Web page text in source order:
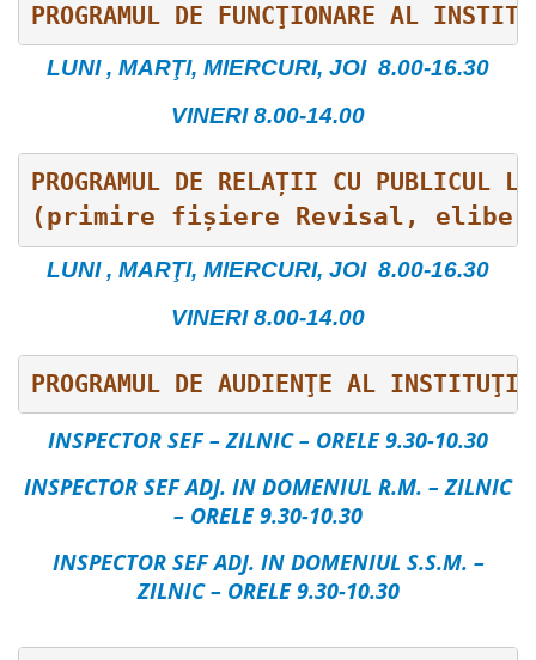
PROGRAMUL DE FUNCŢIONARE AL
LUNI , MARŢI, MIERCURI, JOI 8.00-16.30
VINERI 8.00-14.00
(primire fișiere Revisal,
LUNI , MARŢI, MIERCURI, JOI 8.00-16.30
VINERI 8.00-14.00
PROGRAMUL DE AUDIENŢE AL
INSPECTOR SEF – ZILNIC – ORELE 9.30-10.30
INSPECTOR SEF ADJ. IN DOMENIUL R.M. – ZILNIC
– ORELE 9.30-10.30
INSPECTOR SEF ADJ. IN DOMENIUL S.S.M. –
ZILNIC – ORELE 9.30-10.30